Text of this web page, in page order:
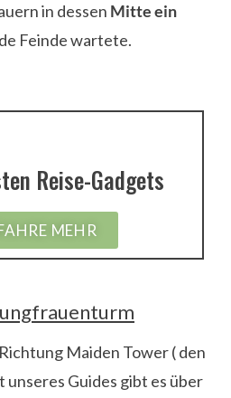
in dessen Mitte ein
Feinde wartete.
Reise-Gadgets
MEHR
Maiden Tower ( den
Guides gibt es über